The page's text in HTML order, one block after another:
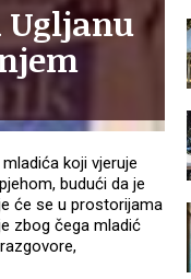
Ugljanu
koji vjeruje
budući da je
će se u prostorijama
zbog čega mladić